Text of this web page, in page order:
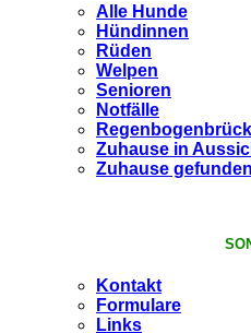
Alle Hunde
Hündinnen
Rüden
Welpen
Senioren
Notfälle
Zuhause in
Zuhause gefunden
Kontakt
Formulare
Links